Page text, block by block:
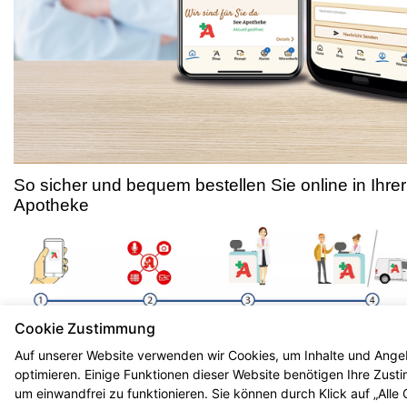
So sicher und bequem bestellen Sie online in Ihrer
Apotheke
Cookie Zustimmung
Auf unserer Website verwenden wir Cookies, um Inhalte und
optimieren. Einige Funktionen dieser Website benötigen Ihre
um einwandfrei zu funktionieren. Sie können durch Klick auf „Alle